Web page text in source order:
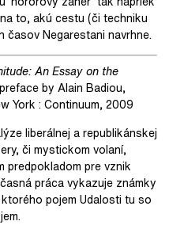
to, akú cestu (či techniku
časov Negarestani navrhne.
An Essay on the
by Alain Badiou,
York : Continuum, 2009
liberálnej a republikánskej
či mystickom volaní,
predpokladom pre vznik
práca vykazuje známky
pojem Udalosti tu so